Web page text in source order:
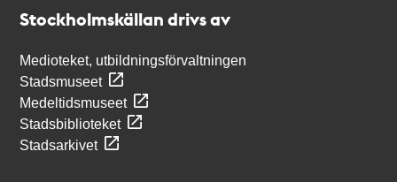
Stockholmskällan drivs av
Medioteket, utbildningsförvaltningen
Stadsmuseet
Medeltidsmuseet
Stadsbiblioteket
Stadsarkivet